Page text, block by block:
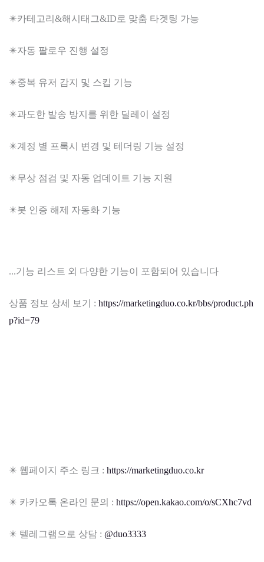
✴️카테고리&해시태그&ID로 맞춤 타겟팅 가능
✴️자동 팔로우 진행 설정
✴️중복 유저 감지 및 스킵 기능
✴️과도한 발송 방지를 위한 딜레이 설정
✴️계정 별 프록시 변경 및 테더링 기능 설정
✴️무상 점검 및 자동 업데이트 기능 지원
✴️봇 인증 해제 자동화 기능
...기능 리스트 외 다양한 기능이 포함되어 있습니다
상품 정보 상세 보기 : https://marketingduo.co.kr/bbs/product.ph
p?id=79
✴️ 웹페이지 주소 링크 : https://marketingduo.co.kr
✴️ 카카오톡 온라인 문의 : https://open.kakao.com/o/sCXhc7vd
✴️ 텔레그램으로 상담 : @duo3333